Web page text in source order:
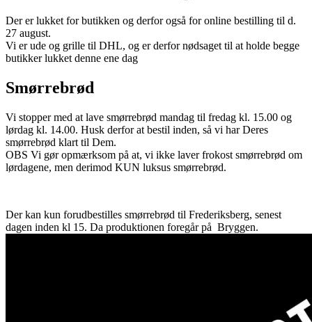
Der er lukket for butikken og derfor også for online bestilling til d.
27 august.
Vi er ude og grille til DHL, og er derfor nødsaget til at holde begge
butikker lukket denne ene dag
Smørrebrød
Vi stopper med at lave smørrebrød mandag til fredag kl. 15.00 og
lørdag kl. 14.00. Husk derfor at bestil inden, så vi har Deres
smørrebrød klart til Dem.
OBS Vi gør opmærksom på at, vi ikke laver frokost smørrebrød om
lørdagene, men derimod KUN luksus smørrebrød.
Der kan kun forudbestilles smørrebrød til Frederiksberg, senest
dagen inden kl 15. Da produktionen foregår på Bryggen.